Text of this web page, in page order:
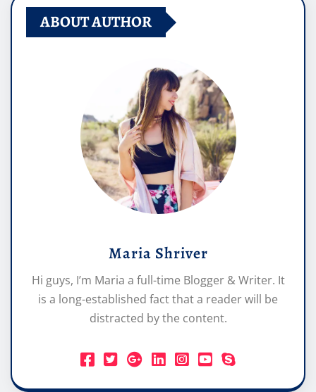
ABOUT AUTHOR
Maria Shriver
Hi guys, I’m Maria a full-time Blogger & Writer. It
is a long-established fact that a reader will be
distracted by the content.